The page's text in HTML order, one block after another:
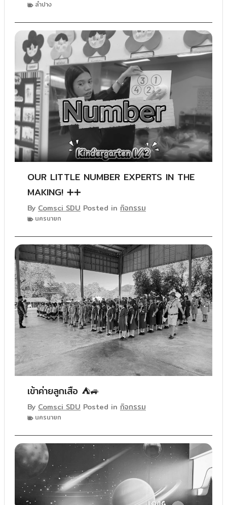
ลำปาง
OUR LITTLE NUMBER EXPERTS IN THE
MAKING! ➕➕
By Comsci SDU Posted in กิจกรรม
นครนายก
เข้าค่ายลูกเสือ ⛺🚙
By Comsci SDU Posted in กิจกรรม
นครนายก